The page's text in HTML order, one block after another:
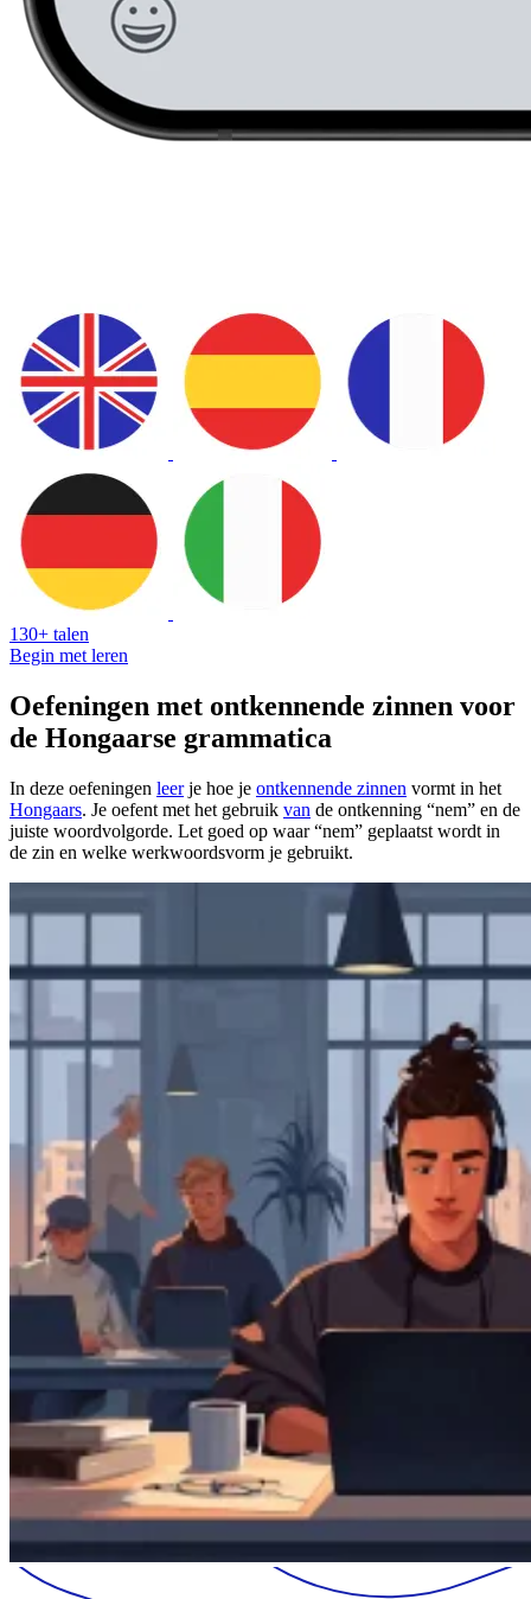
130+ talen
Begin met leren
Oefeningen met ontkennende zinnen voor
de Hongaarse grammatica
In deze oefeningen leerje hoe je ontkennende zinnen vormt in het
Hongaars. Je oefent met het gebruik van de ontkenning “nem” en de
juiste woordvolgorde. Let goed op waar “nem” geplaatst wordt in
de zin en welke werkwoordsvorm je gebruikt.